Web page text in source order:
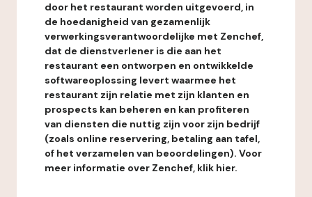
door het restaurant worden uitgevoerd, in
de hoedanigheid van gezamenlijk
verwerkingsverantwoordelijke met Zenchef,
dat de dienstverlener is die aan het
restaurant een ontworpen en ontwikkelde
softwareoplossing levert waarmee het
restaurant zijn relatie met zijn klanten en
prospects kan beheren en kan profiteren
van diensten die nuttig zijn voor zijn bedrijf
(zoals online reservering, betaling aan tafel,
of het verzamelen van beoordelingen). Voor
meer informatie over Zenchef, klik hier.